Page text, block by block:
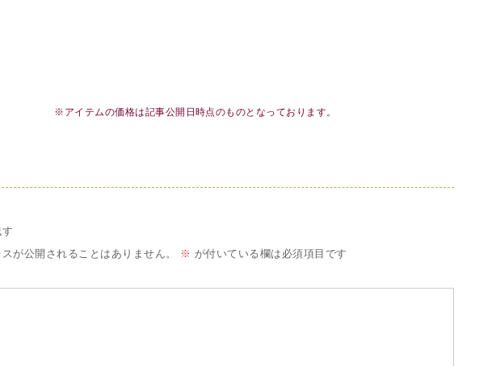
※アイテムの価格は記事公開日時点のものとなっております。
が公開されることはありません。
※ が付いている欄は必須項目です